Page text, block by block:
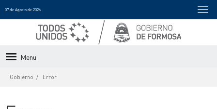
07 de Agosto de 2026
Menu
Gobierno Error